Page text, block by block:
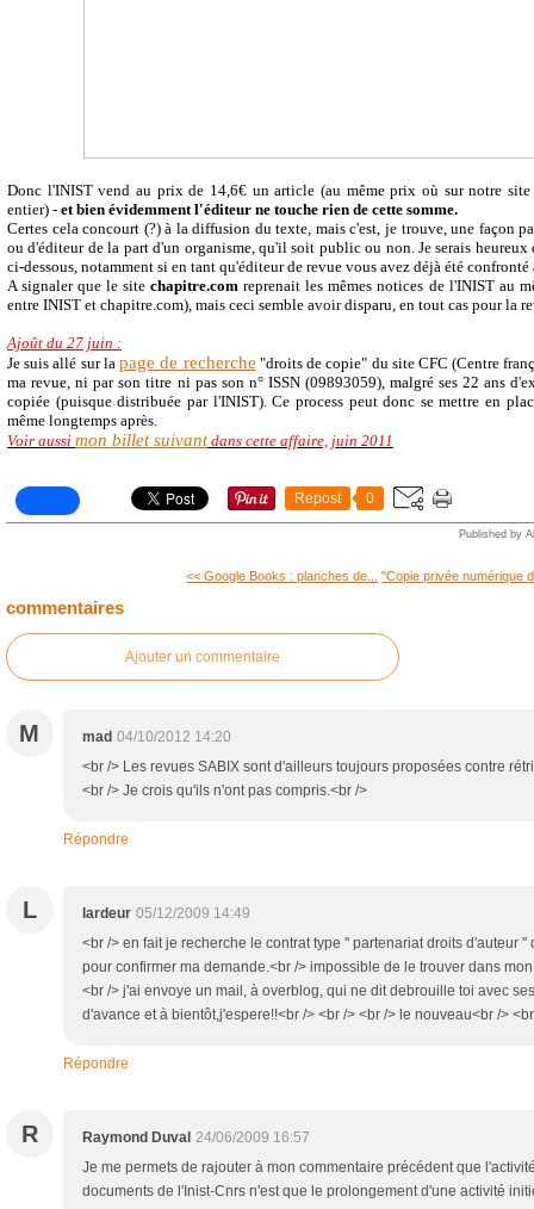
Donc l'INIST vend au prix de 14,6€ un article (au même prix où sur notre
entier) - et bien évidemment l'éditeur ne touche rien de cette somme.
Certes cela concourt (?) à la diffusion du texte, mais c'est, je trouve, une façon
ou d'éditeur de la part d'un organisme, qu'il soit public ou non. Je serais heureux
ci-dessous, notamment si en tant qu'éditeur de revue vous avez déjà été
A signaler que le sitechapitre.com reprenait les mêmes notices de l'INIST au
entre INIST et chapitre.com), mais ceci semble avoir disparu, en tout cas pour la
Ajoût du 27 juin :
Je suis allé sur lapage de recherche "droits de copie" du site CFC (Centre
ma revue, ni par son titre ni pas son n° ISSN (09893059), malgré ses 22 ans
copiée (puisque distribuée par l'INIST). Ce process peut donc se mettre en
même longtemps après.
Voir aussi mon billet suivantdans cette affaire, juin 2011
Repost 0
Published by
<< Google Books : planches de... "Copie privée numérique
commentaires
Ajouter un commentaire
M mad 04/10/2012 14:20
<br /> Les revues SABIX sont d'ailleurs toujours proposées contre
<br /> Je crois qu'ils n'ont pas compris.<br />
Répondre
L lardeur 05/12/2009 14:49
<br /> en fait je recherche le contrat type " partenariat droits d'auteur
pour confirmer ma demande.<br /> impossible de le trouver dans
<br /> j'ai envoye un mail, à overblog, qui ne dit debrouille toi avec
d'avance et à bientôt,j'espere!!<br /> <br /> <br /> le nouveau<br />
Répondre
R Raymond Duval 24/06/2009 16:57
Je me permets de rajouter à mon commentaire précédent que
documents de l'Inist-Cnrs n'est que le prolongement d'une activité